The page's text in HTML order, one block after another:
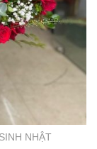
NHẬT